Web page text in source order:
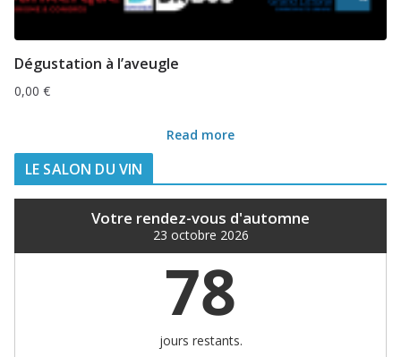
Dégustation à l’aveugle
0,00 €
Read more
LE SALON DU VIN
Votre rendez-vous d'automne
23 octobre 2026
78
jours restants.